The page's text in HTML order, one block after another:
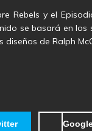
Rebels y el
se basará en
de Ralph